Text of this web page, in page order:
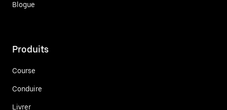
Blogue
Produits
Course
Conduire
Livrer